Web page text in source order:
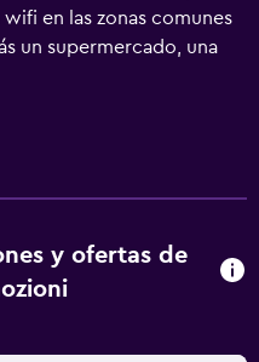
en las zonas comunes
un supermercado, una
Se incluye un
la estancia. Dolci
por la web gracias a
Se ofrece servicio de
y ofertas de